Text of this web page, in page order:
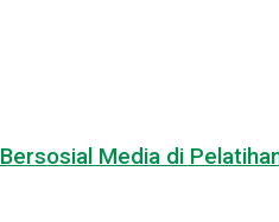
Media di